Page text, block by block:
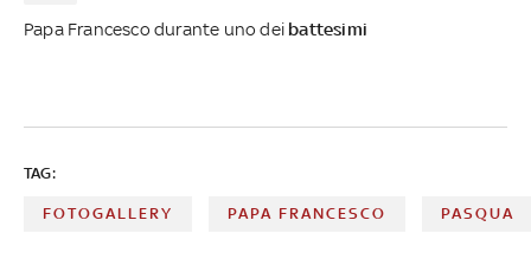
Papa Francesco durante uno dei battesimi
TAG:
FOTOGALLERY PAPA FRANCESCO PASQUA